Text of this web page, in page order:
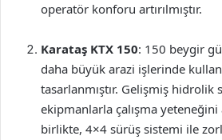
operatör konforu artırılmıştır.
Karataş KTX 150: 150 beygir
daha büyük arazi işlerinde
tasarlanmıştır. Gelişmiş hidrolik
ekipmanlarla çalışma yeteneğini
birlikte, 4×4 sürüş sistemi ile